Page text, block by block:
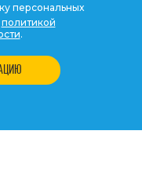
персональных
политикой
.